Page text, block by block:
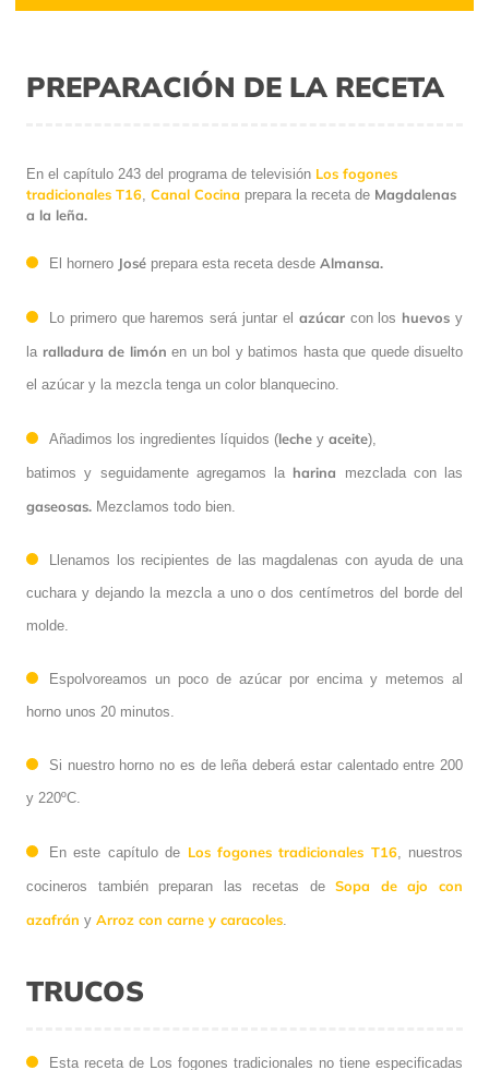
PREPARACIÓN DE LA RECETA
En el capítulo 243 del programa de televisión Los fogones
tradicionales T16 Canal Cocina prepara la receta de Magdalenas
a la leña.
El hornero José prepara esta receta desde Almansa.
Lo primero que haremos será juntar el azúcarcon los huevos y
la ralladura de limón en un bol y batimos hasta que quede disuelto
el azúcar y la mezcla tenga un color blanquecino.
Añadimos los ingredientes líquidos (leche y aceite),
batimos y seguidamente agregamos la harina mezclada con las
gaseosas. Mezclamos todo bien.
Llenamos los recipientes de las magdalenas con ayuda de una
cuchara y dejando la mezcla a uno o dos centímetros del borde del
molde.
Espolvoreamos un poco de azúcar por encima y metemos al
horno unos 20 minutos.
Si nuestro horno no es de leña deberá estar calentado entre 200
y 220ºC.
En este capítulo de Los fogones tradicionales T16, nuestros
cocineros también preparan las recetas deSopa de ajo con
azafrán y Arroz con carne y caracoles
TRUCOS
Esta receta de Los fogones tradicionales no tiene especificadas